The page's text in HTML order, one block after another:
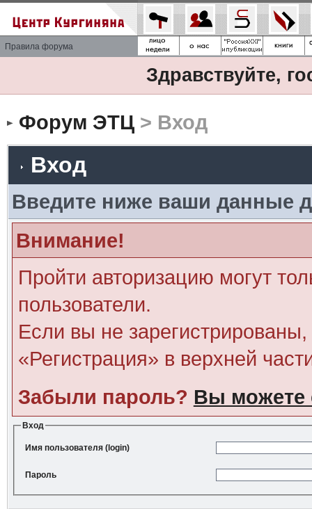
Правила форума
Здравствуйте,
Форум ЭТЦ> Вход
Вход
Введите ниже ваши данные
Внимание!
Пройти авторизацию могут
пользователи.
Если вы не
«Регистрация» в верхней
Забыли пароль? Вы можете
Вход
Имя пользователя (login)
Пароль